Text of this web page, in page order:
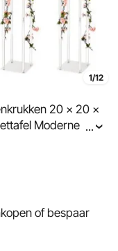
1/12
20 x 20 x
Moderne ...
of bespaar